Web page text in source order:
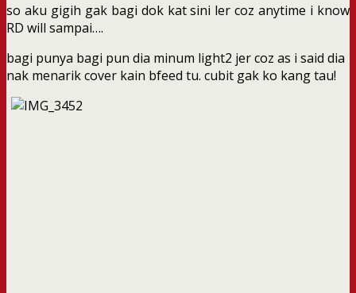
so aku gigih gak bagi dok kat sini ler coz anytime i know
RD will sampai….
bagi punya bagi pun dia minum light2 jer coz as i said dia
nak menarik cover kain bfeed tu. cubit gak ko kang tau!